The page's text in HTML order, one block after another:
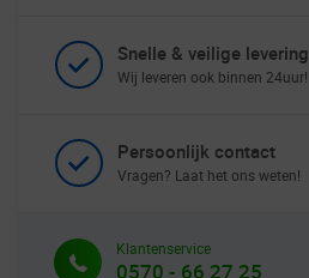
Snelle & veilige levering
Wij leveren ook binnen 24uur!
Persoonlijk contact
Vragen? Laat het ons weten!
Klantenservice
0570 - 66 27 25